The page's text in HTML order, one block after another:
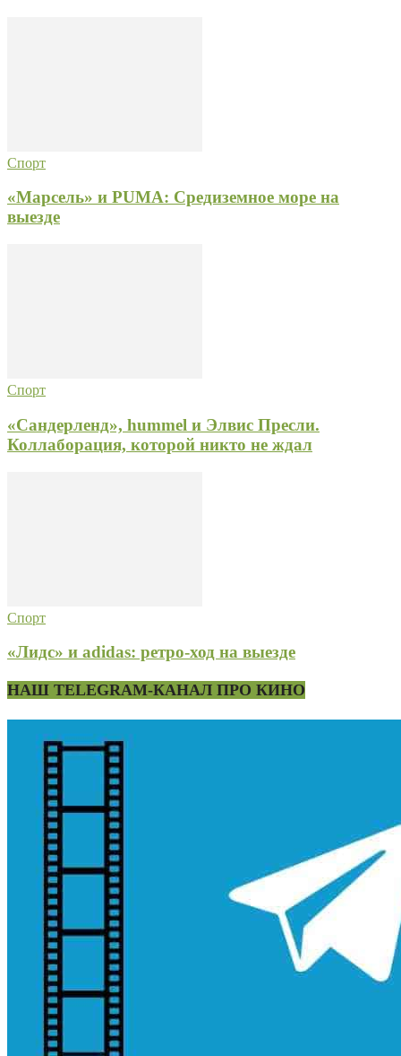
Спорт
«Марсель» и PUMA: Средиземное море на
выезде
Спорт
«Сандерленд», hummel и Элвис Пресли.
Коллаборация, которой никто не ждал
Спорт
«Лидс» и adidas: ретро-ход на выезде
НАШ TELEGRAM-КАНАЛ ПРО КИНО